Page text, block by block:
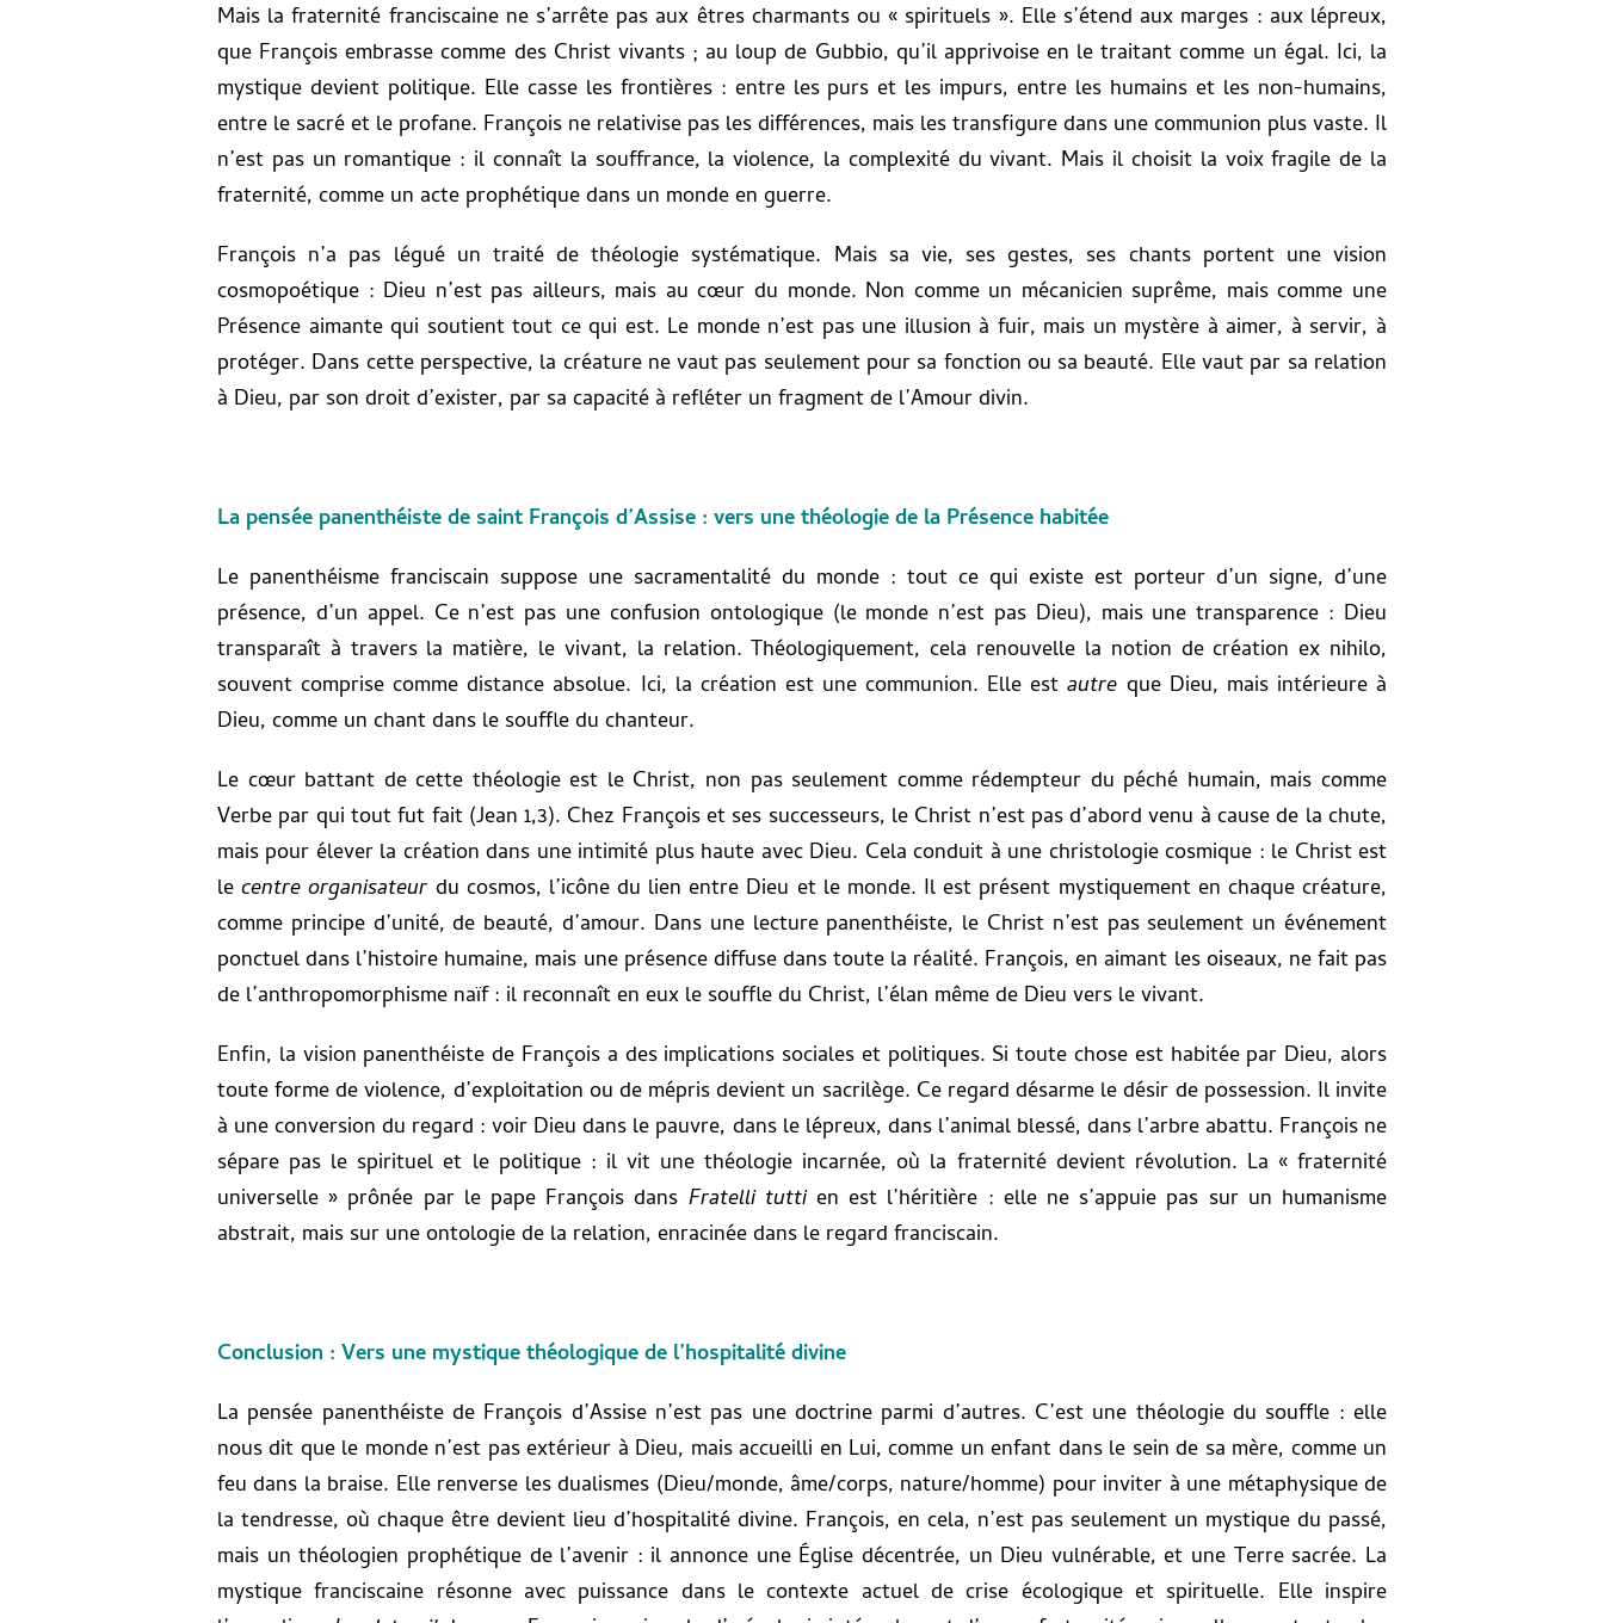
Mais la fraternité franciscaine ne s’arrête pas aux êtres charmants ou « spirituels ». Elle s’étend aux marges : aux lépreux,
que François embrasse comme des Christ vivants ; au loup de Gubbio, qu’il apprivoise en le traitant comme un égal. Ici, la
mystique devient politique. Elle casse les frontières : entre les purs et les impurs, entre les humains et les non-humains,
entre le sacré et le profane. François ne relativise pas les différences, mais les transfigure dans une communion plus vaste. Il
n’est pas un romantique : il connaît la souffrance, la violence, la complexité du vivant. Mais il choisit la voix fragile de la
fraternité, comme un acte prophétique dans un monde en guerre.
François n’a pas légué un traité de théologie systématique. Mais sa vie, ses gestes, ses chants portent une vision
cosmopoétique : Dieu n’est pas ailleurs, mais au cœur du monde. Non comme un mécanicien suprême, mais comme une
Présence aimante qui soutient tout ce qui est. Le monde n’est pas une illusion à fuir, mais un mystère à aimer, à servir, à
protéger. Dans cette perspective, la créature ne vaut pas seulement pour sa fonction ou sa beauté. Elle vaut par sa relation
à Dieu, par son droit d’exister, par sa capacité à refléter un fragment de l’Amour divin.
La pensée panenthéiste de saint François d’Assise : vers une théologie de la Présence habitée
Le panenthéisme franciscain suppose une sacramentalité du monde : tout ce qui existe est porteur d’un signe, d’une
présence, d’un appel. Ce n’est pas une confusion ontologique (le monde n’est pas Dieu), mais une transparence : Dieu
transparaît à travers la matière, le vivant, la relation. Théologiquement, cela renouvelle la notion de création ex nihilo,
souvent comprise comme distance absolue. Ici, la création est une communion. Elle estautre que Dieu, mais intérieure à
Dieu, comme un chant dans le souffle du chanteur.
Le cœur battant de cette théologie est le Christ, non pas seulement comme rédempteur du péché humain, mais comme
Verbe par qui tout fut fait (Jean 1,3). Chez François et ses successeurs, le Christ n’est pas d’abord venu à cause de la chute,
mais pour élever la création dans une intimité plus haute avec Dieu. Cela conduit à une christologie cosmique : le Christ est
lecentre organisateur du cosmos, l’icône du lien entre Dieu et le monde. Il est présent mystiquement en chaque créature,
comme principe d’unité, de beauté, d’amour. Dans une lecture panenthéiste, le Christ n’est pas seulement un événement
ponctuel dans l’histoire humaine, mais une présence diffuse dans toute la réalité. François, en aimant les oiseaux, ne fait pas
de l’anthropomorphisme naïf : il reconnaît en eux le souffle du Christ, l’élan même de Dieu vers le vivant.
Enfin, la vision panenthéiste de François a des implications sociales et politiques. Si toute chose est habitée par Dieu, alors
toute forme de violence, d’exploitation ou de mépris devient un sacrilège. Ce regard désarme le désir de possession. Il invite
à une conversion du regard : voir Dieu dans le pauvre, dans le lépreux, dans l’animal blessé, dans l’arbre abattu. François ne
sépare pas le spirituel et le politique : il vit une théologie incarnée, où la fraternité devient révolution. La « fraternité
universelle » prônée par le pape François dans Fratelli tuttien est l’héritière : elle ne s’appuie pas sur un humanisme
abstrait, mais sur une ontologie de la relation, enracinée dans le regard franciscain.
Conclusion : Vers une mystique théologique de l’hospitalité divine
La pensée panenthéiste de François d’Assise n’est pas une doctrine parmi d’autres. C’est une théologie du souffle : elle
nous dit que le monde n’est pas extérieur à Dieu, mais accueilli en Lui, comme un enfant dans le sein de sa mère, comme un
feu dans la braise. Elle renverse les dualismes (Dieu/monde, âme/corps, nature/homme) pour inviter à une métaphysique de
la tendresse, où chaque être devient lieu d’hospitalité divine. François, en cela, n’est pas seulement un mystique du passé,
mais un théologien prophétique de l’avenir : il annonce une Église décentrée, un Dieu vulnérable, et une Terre sacrée. La
mystique franciscaine résonne avec puissance dans le contexte actuel de crise écologique et spirituelle. Elle inspire